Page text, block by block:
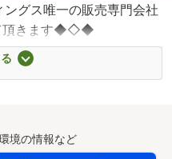
プラス熊本島町店（約
城病院（約1508m・徒歩
888m・徒歩12分）
グス唯一の販売専門会社
頂きます◆◇◆
】
境の情報など